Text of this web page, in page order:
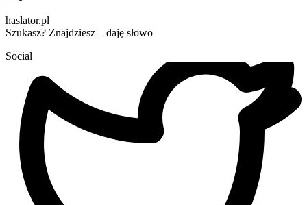
haslator.pl
Szukasz? Znajdziesz – daję słowo
Social